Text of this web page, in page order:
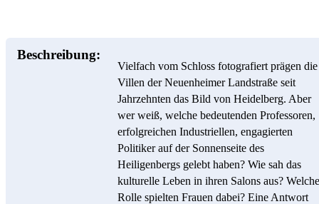
Beschreibung:
Vielfach vom Schloss fotografiert prägen die
Villen der Neuenheimer Landstraße seit
Jahrzehnten das Bild von Heidelberg. Aber
wer weiß, welche bedeutenden Professoren,
erfolgreichen Industriellen, engagierten
Politiker auf der Sonnenseite des
Heiligenbergs gelebt haben? Wie sah das
kulturelle Leben in ihren Salons aus? Welche
Rolle spielten Frauen dabei? Eine Antwort